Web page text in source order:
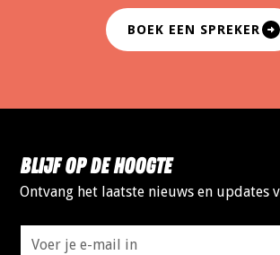
BOEK EEN SPREKER
Blijf op de hoogte
Ontvang het laatste nieuws en updates